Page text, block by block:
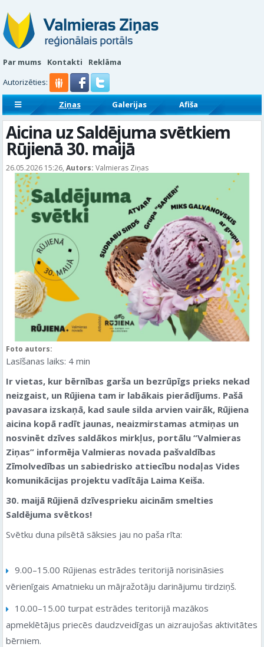
Par mums Kontakti
Reklāma
Autorizēties:
Ziņas Galerijas
Afiša
Sludinājumi
Reklāmraksti
Aicina uz Saldējuma svētkiem
Rūjienā 30. maijā
26.05.2026 15:26, Autors: Valmieras Ziņas
Foto autors:
Lasīšanas laiks: 4 min
Ir vietas, kur bērnības garša un bezrūpīgs prieks nekad
neizgaist, un Rūjiena tam ir labākais pierādījums. Pašā
pavasara izskaņā, kad saule silda arvien vairāk, Rūjiena
aicina kopā radīt jaunas, neaizmirstamas atmiņas un
nosvinēt dzīves saldākos mirkļus, portālu “Valmieras
Ziņas” informēja Valmieras novada pašvaldības
Zīmolvedības un sabiedrisko attiecību nodaļas Vides
komunikācijas projektu vadītāja Laima Keiša.
30. maijā Rūjienā dzīvesprieku aicinām smelties
Saldējuma svētkos!
Svētku duna pilsētā sāksies jau no paša rīta:
9.00–15.00 Rūjienas estrādes teritorijā norisināsies
vērienīgais Amatnieku un mājražotāju darinājumu tirdziņš.
10.00–15.00 turpat estrādes teritorijā mazākos
apmeklētājus priecēs daudzveidīgas un aizraujošas aktivitātes
bērniem.